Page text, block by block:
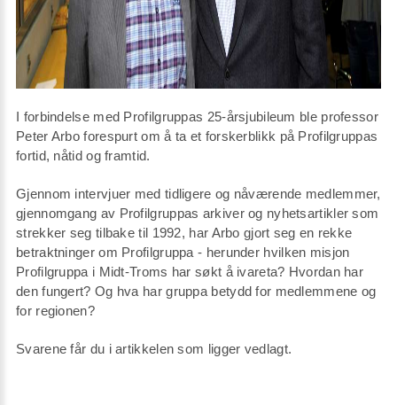
I forbindelse med Profilgruppas 25-årsjubileum ble professor
Peter Arbo forespurt om å ta et forskerblikk på Profilgruppas
fortid, nåtid og framtid.
Gjennom intervjuer med tidligere og nåværende medlemmer,
gjennomgang av Profilgruppas arkiver og nyhetsartikler som
strekker seg tilbake til 1992, har Arbo gjort seg en rekke
betraktninger om Profilgruppa - herunder hvilken misjon
Profilgruppa i Midt-Troms har søkt å ivareta? Hvordan har
den fungert? Og hva har gruppa betydd for medlemmene og
for regionen?
Svarene får du i artikkelen som ligger vedlagt.